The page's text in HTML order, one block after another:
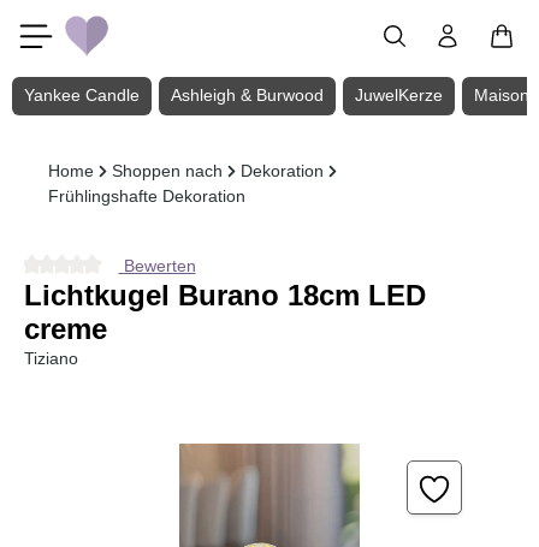
Zum Hauptinhalt springen
Yankee Candle Ashleigh & Burwood JuwelKerze Maison
Home Shoppen nach
Dekoration
Frühlingshafte Dekoration
Durchschnittliche Bewertung von 0 von 5 Sternen
Bewerten
Lichtkugel Burano 18cm LED
creme
Tiziano